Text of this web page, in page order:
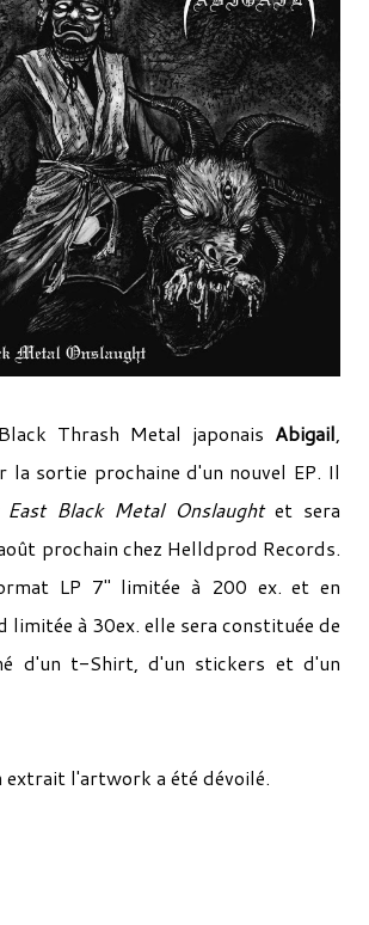
Thrash Metal japonais Abigail,
la sortie prochaine d'un nouvel EP. Il
East Black Metal Onslaught et sera
prochain chez Helldprod Records.
LP 7" limitée à 200 ex. et en
limitée à 30ex. elle sera constituée de
d'un t-Shirt, d'un stickers et d'un
extrait l'artwork a été dévoilé.